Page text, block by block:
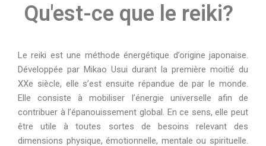
Qu'est-ce que le reiki?
Le reiki est une méthode énergétique d’origine japonaise.
Développée par Mikao Usui durant la première moitié du
XXe siècle, elle s’est ensuite répandue de par le monde.
Elle consiste à mobiliser l’énergie universelle afin de
contribuer à l’épanouissement global. En ce sens, elle peut
être utile à toutes sortes de besoins relevant des
dimensions physique, émotionnelle, mentale ou spirituelle.